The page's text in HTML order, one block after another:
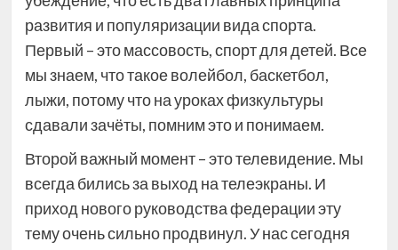
развития и популяризации вида спорта.
Первый – это массовость, спорт для детей. Все
мы знаем, что такое волейбол, баскетбол,
лыжи, потому что на уроках физкультуры
сдавали зачёты, помним это и понимаем.
Второй важный момент – это телевидение. Мы
всегда бились за выход на телеэкраны. И
приход нового руководства федерации эту
тему очень сильно продвинул. У нас сегодня